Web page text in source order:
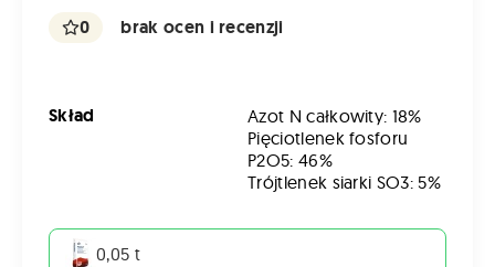
0 brak ocen i recenzji
Skład
Azot N całkowity: 18%
Pięciotlenek fosforu
P2O5: 46%
Trójtlenek siarki SO3: 5%
0,05 t